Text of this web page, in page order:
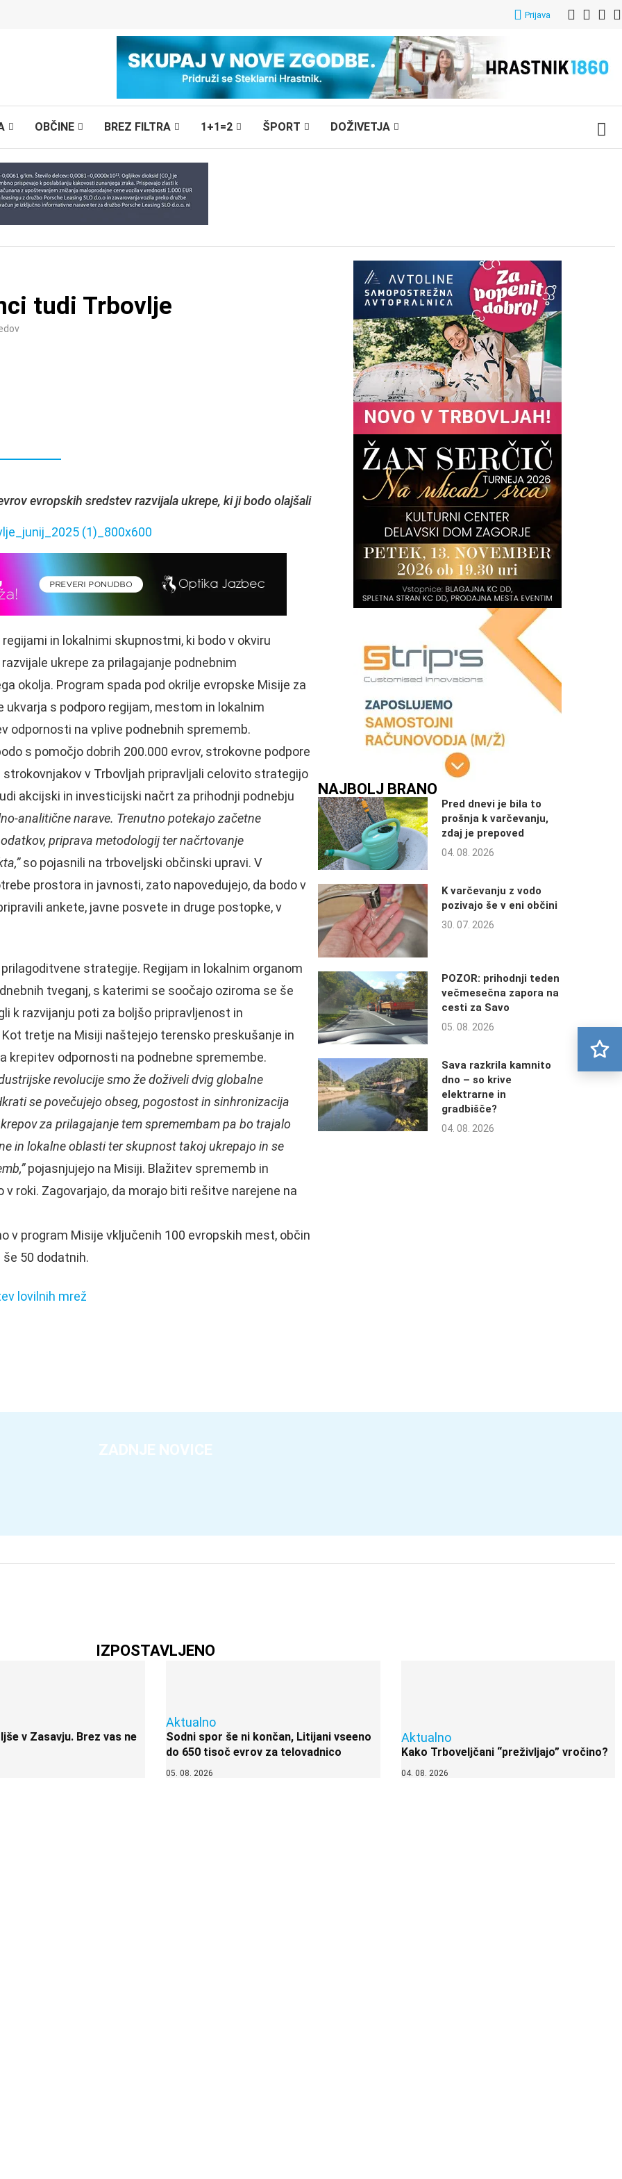
Prijava
OBČINE BREZ FILTRA 1+1=2 ŠPORT DOŽIVETJA
tudi Trbovlje
evropskih sredstev razvijala ukrepe, ki ji bodo olajšali
in lokalnimi skupnostmi, ki bodo v okviru
ukrepe za prilagajanje podnebnim
okolja. Program spada pod okrilje evropske Misije za
s podporo regijam, mestom in lokalnim
odpornosti na vplive podnebnih sprememb.
s pomočjo dobrih 200.000 evrov, strokovne podpore
v Trbovljah pripravljali celovito strategijo
akcijski in investicijski načrt za prihodnji podnebju
analitične narave. Trenutno potekajo začetne
priprava metodologij ter načrtovanje
so pojasnili na trboveljski občinski upravi. V
prostora in javnosti, zato napovedujejo, da bodo v
ankete, javne posvete in druge postopke, v
strategije. Regijam in lokalnim organom
tveganj, s katerimi se soočajo oziroma se še
k razvijanju poti za boljšo pripravljenost in
tretje na Misiji naštejejo terensko preskušanje in
krepitev odpornosti na podnebne spremembe.
revolucije smo že doživeli dvig globalne
se povečujejo obseg, pogostost in sinhronizacija
za prilagajanje tem spremembam pa bo trajalo
in lokalne oblasti ter skupnost takoj ukrepajo in se
pojasnjujejo na Misiji. Blažitev sprememb in
roki. Zagovarjajo, da morajo biti rešitve narejene na
v program Misije vključenih 100 evropskih mest, občin
50 dodatnih.
lovilnih mrež
NAJBOLJ BRANO
Pred dnevi je bila to
prošnja k varčevanju,
zdaj je prepoved
04. 08. 2026
K varčevanju z vodo
pozivajo še v eni občini
30. 07. 2026
POZOR: prihodnji teden
večmesečna zapora na
cesti za Savo
05. 08. 2026
Sava razkrila kamnito
dno – so krive
elektrarne in
gradbišče?
04. 08. 2026
ZADNJE NOVICE
IZPOSTAVLJENO
v Zasavju. Brez vas ne
Aktualno
Sodni spor še ni končan, Litijani vseeno
do 650 tisoč evrov za telovadnico
05. 08. 2026
Aktualno
Kako Trboveljčani “preživljajo” vročino?
04. 08. 2026